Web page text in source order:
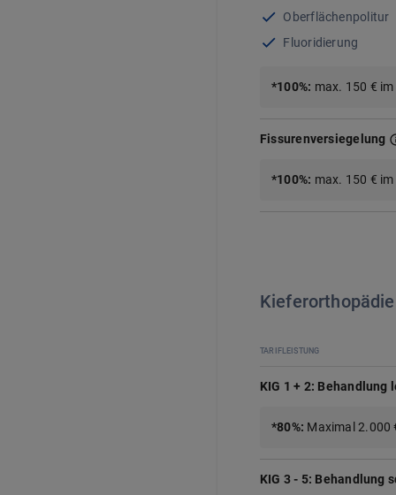
Oberflächenpolitur
Fluoridierung
*100%: max. 150 €
Fissurenversiegelung
*100%: max. 150 €
TARIFLEISTUNG
KIG 1 + 2:
*80%: Maximal 2.000
KIG 3 - 5: Behandlung